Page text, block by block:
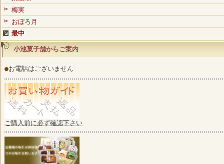
梅実
おぼろ月
最中
小池菓子舗からご案内
●お電話はございません
ご購入前に必ず確認下さい